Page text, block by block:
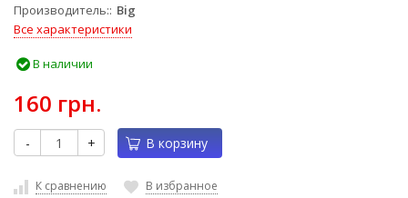
Производитель: Big
Все характеристики
В наличии
160 грн.
- + В корзину
К сравнению В избранное